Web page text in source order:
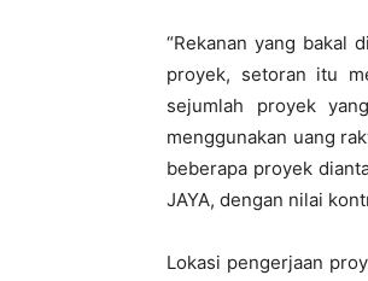
“Rekanan yang bakal
proyek, setoran itu
sejumlah proyek
menggunakan uang
beberapa proyek
JAYA, dengan nilai
Lokasi pengerjaan